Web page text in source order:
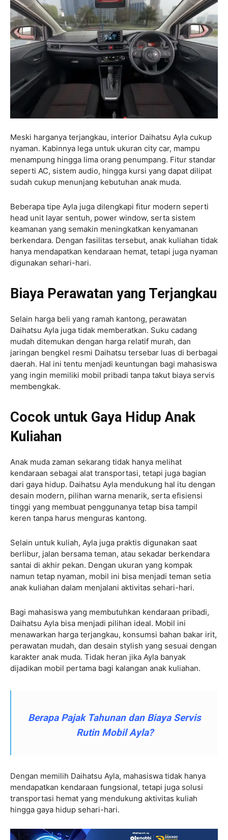
Meski harganya terjangkau, interior Daihatsu Ayla cukup
nyaman. Kabinnya lega untuk ukuran city car, mampu
menampung hingga lima orang penumpang. Fitur standar
seperti AC, sistem audio, hingga kursi yang dapat dilipat
sudah cukup menunjang kebutuhan anak muda.
Beberapa tipe Ayla juga dilengkapi fitur modern seperti
head unit layar sentuh, power window, serta sistem
keamanan yang semakin meningkatkan kenyamanan
berkendara. Dengan fasilitas tersebut, anak kuliahan tidak
hanya mendapatkan kendaraan hemat, tetapi juga nyaman
digunakan sehari-hari.
Biaya Perawatan yang Terjangkau
Selain harga beli yang ramah kantong, perawatan
Daihatsu Ayla juga tidak memberatkan. Suku cadang
mudah ditemukan dengan harga relatif murah, dan
jaringan bengkel resmi Daihatsu tersebar luas di berbagai
daerah. Hal ini tentu menjadi keuntungan bagi mahasiswa
yang ingin memiliki mobil pribadi tanpa takut biaya servis
membengkak.
Cocok untuk Gaya Hidup Anak
Kuliahan
Anak muda zaman sekarang tidak hanya melihat
kendaraan sebagai alat transportasi, tetapi juga bagian
dari gaya hidup. Daihatsu Ayla mendukung hal itu dengan
desain modern, pilihan warna menarik, serta efisiensi
tinggi yang membuat penggunanya tetap bisa tampil
keren tanpa harus menguras kantong.
Selain untuk kuliah, Ayla juga praktis digunakan saat
berlibur, jalan bersama teman, atau sekadar berkendara
santai di akhir pekan. Dengan ukuran yang kompak
namun tetap nyaman, mobil ini bisa menjadi teman setia
anak kuliahan dalam menjalani aktivitas sehari-hari.
Bagi mahasiswa yang membutuhkan kendaraan pribadi,
Daihatsu Ayla bisa menjadi pilihan ideal. Mobil ini
menawarkan harga terjangkau, konsumsi bahan bakar irit,
perawatan mudah, dan desain stylish yang sesuai dengan
karakter anak muda. Tidak heran jika Ayla banyak
dijadikan mobil pertama bagi kalangan anak kuliahan.
Berapa Pajak Tahunan dan Biaya Servis
Rutin Mobil Ayla?
Dengan memilih Daihatsu Ayla, mahasiswa tidak hanya
mendapatkan kendaraan fungsional, tetapi juga solusi
transportasi hemat yang mendukung aktivitas kuliah
hingga gaya hidup sehari-hari.